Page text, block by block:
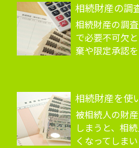
相続財産の調
相続財産の調
で必要不可欠
棄や限定承認
相続財産を使
被相続人の財
しまうと、相
くなってしま